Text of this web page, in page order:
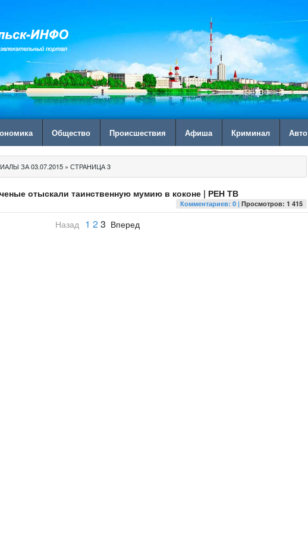
Общество Происшествия Афиша Криминал Авто
ЗА 03.07.2015 » СТРАНИЦА 3
отыскали таинственную мумию в коконе | РЕН ТВ
Комментариев: 0 |Просмотров: 1 415
Назад 1 23 Вперед